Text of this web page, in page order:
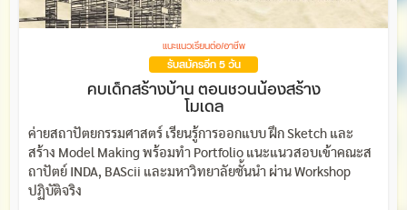
แนะแนวเรียนต่อ/อาชีพ
รับสมัครอีก 5 วัน
คบเด็กสร้างบ้าน ตอนชวนน้องสร้าง
โมเดล
ค่ายสถาปัตยกรรมศาสตร์ เรียนรู้การออกแบบ ฝึก Sketch และ
สร้าง Model Making พร้อมทำ Portfolio แนะแนวสอบเข้าคณะส
ถาปัตย์ INDA, BAScii และมหาวิทยาลัยชั้นนำ ผ่าน Workshop
ปฏิบัติจริง